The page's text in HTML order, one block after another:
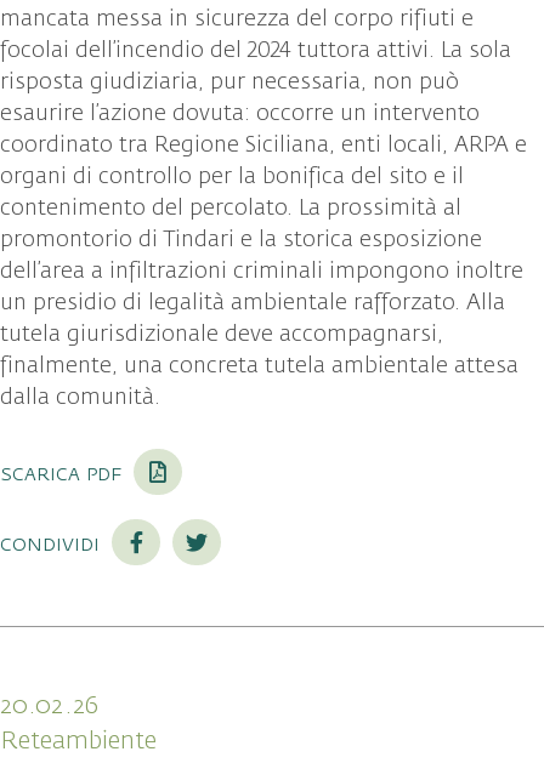
mancata messa in sicurezza del corpo rifiuti e
focolai dell’incendio del 2024 tuttora attivi. La sola
risposta giudiziaria, pur necessaria, non può
esaurire l’azione dovuta: occorre un intervento
coordinato tra Regione Siciliana, enti locali, ARPA e
organi di controllo per la bonifica del sito e il
contenimento del percolato. La prossimità al
promontorio di Tindari e la storica esposizione
dell’area a infiltrazioni criminali impongono inoltre
un presidio di legalità ambientale rafforzato. Alla
tutela giurisdizionale deve accompagnarsi,
finalmente, una concreta tutela ambientale attesa
dalla comunità.
scarica pdf
condividi
20.02.26
Reteambiente